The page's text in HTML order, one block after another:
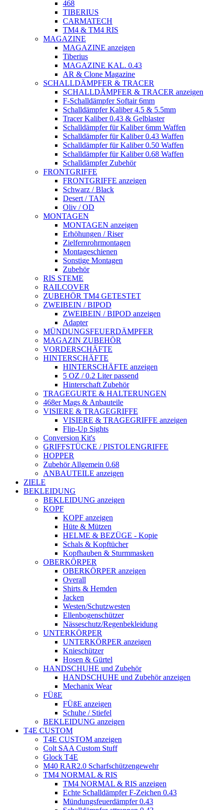
468
TIBERIUS
CARMATECH
TM4 & TM4 RIS
MAGAZINE
MAGAZINE anzeigen
Tiberius
MAGAZINE KAL. 0.43
AR & Clone Magazine
SCHALLDÄMPFER & TRACER
SCHALLDÄMPFER & TRACER anzeigen
F-Schalldämpfer Softair 6mm
Schalldämpfer Kaliber 4.5 & 5.5mm
Tracer Kaliber 0.43 & Gelblaster
Schalldämpfer für Kaliber 6mm Waffen
Schalldämpfer für Kaliber 0.43 Waffen
Schalldämpfer für Kaliber 0.50 Waffen
Schalldämpfer für Kaliber 0.68 Waffen
Schalldämpfer Zubehör
FRONTGRIFFE
FRONTGRIFFE anzeigen
Schwarz / Black
Desert / TAN
Oliv / OD
MONTAGEN
MONTAGEN anzeigen
Erhöhungen / Riser
Zielfernrohrmontagen
Montageschienen
Sonstige Montagen
Zubehör
RIS STEME
RAILCOVER
ZUBEHÖR TM4 GETESTET
ZWEIBEIN / BIPOD
ZWEIBEIN / BIPOD anzeigen
Adapter
MÜNDUNGSFEUERDÄMPFER
MAGAZIN ZUBEHÖR
VORDERSCHÄFTE
HINTERSCHÄFTE
HINTERSCHÄFTE anzeigen
5 OZ / 0.2 Liter passend
Hinterschaft Zubehör
TRAGEGURTE & HALTERUNGEN
468er Mags & Anbauteile
VISIERE & TRAGEGRIFFE
VISIERE & TRAGEGRIFFE anzeigen
Flip-Up Sights
Conversion Kit's
GRIFFSTÜCKE / PISTOLENGRIFFE
HOPPER
Zubehör Allgemein 0.68
ANBAUTEILE anzeigen
ZIELE
BEKLEIDUNG
BEKLEIDUNG anzeigen
KOPF
KOPF anzeigen
Hüte & Mützen
HELME & BEZÜGE - Kopie
Schals & Kopftücher
Kopfhauben & Sturmmasken
OBERKÖRPER
OBERKÖRPER anzeigen
Overall
Shirts & Hemden
Jacken
Westen/Schutzwesten
Ellenbogenschützer
Nässeschutz/Regenbekleidung
UNTERKÖRPER
UNTERKÖRPER anzeigen
Knieschützer
Hosen & Gürtel
HANDSCHUHE und Zubehör
HANDSCHUHE und Zubehör anzeigen
Mechanix Wear
FÜßE
FÜßE anzeigen
Schuhe / Stiefel
BEKLEIDUNG anzeigen
T4E CUSTOM
T4E CUSTOM anzeigen
Colt SAA Custom Stuff
Glock T4E
M40 RAR2.0 Scharfschützengewehr
TM4 NORMAL & RIS
TM4 NORMAL & RIS anzeigen
Echte Schalldämpfer F-Zeichen 0.43
Mündungsfeuerdämpfer 0.43